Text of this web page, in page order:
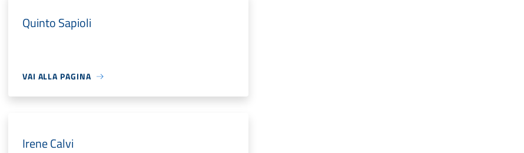
Quinto Sapioli
VAI ALLA PAGINA
Irene Calvi